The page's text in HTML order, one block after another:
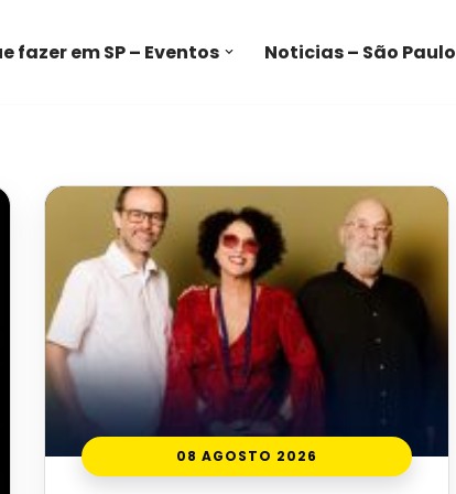
fazer em SP – Eventos Noticias – São Paulo
08 AGOSTO 2026